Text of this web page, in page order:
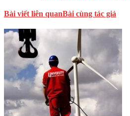
Bài viết liên quanBài cùng tác giả